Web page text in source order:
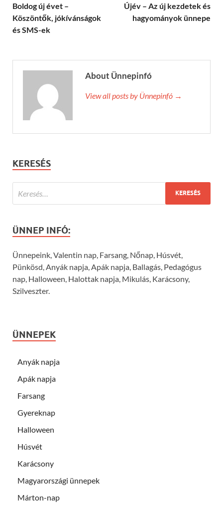
Boldog új évet –
Köszöntők, jókívánságok
és SMS-ek
Újév – Az új kezdetek és
hagyományok ünnepe
About Ünnepinfó
View all posts by Ünnepinfó →
KERESÉS
ÜNNEP INFÓ:
Ünnepeink, Valentin nap, Farsang, Nőnap, Húsvét,
Pünkösd, Anyák napja, Apák napja, Ballagás, Pedagógus
nap, Halloween, Halottak napja, Mikulás, Karácsony,
Szilveszter.
ÜNNEPEK
Anyák napja
Apák napja
Farsang
Gyereknap
Halloween
Húsvét
Karácsony
Magyarországi ünnepek
Márton-nap